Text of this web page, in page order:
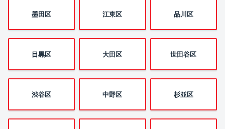
墨田区 江東区 品川区
目黒区 大田区 世田谷区
渋谷区 中野区 杉並区